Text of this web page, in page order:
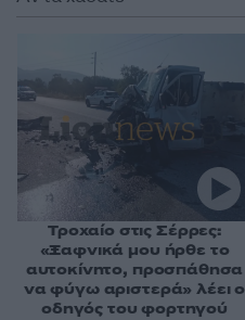
Τροχαίο στις Σέρρες:
«Ξαφνικά μου ήρθε το
αυτοκίνητο, προσπάθησα
να φύγω αριστερά» λέει ο
οδηγός του φορτηγού